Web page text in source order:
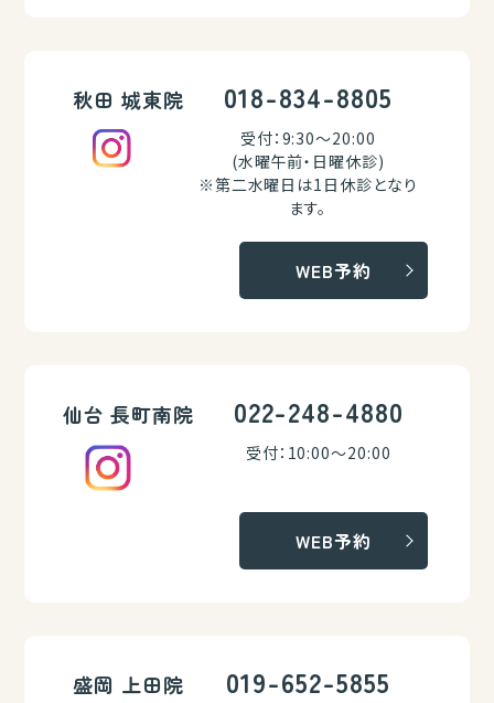
秋田 城東院 018-834-8805
受付：9:30～20:00
(水曜午前・日曜休診)
※第二水曜日は1日休診となり
ます。
WEB予約
仙台 長町南院 022-248-4880
受付：10:00～20:00
WEB予約
盛岡 上田院 019-652-5855